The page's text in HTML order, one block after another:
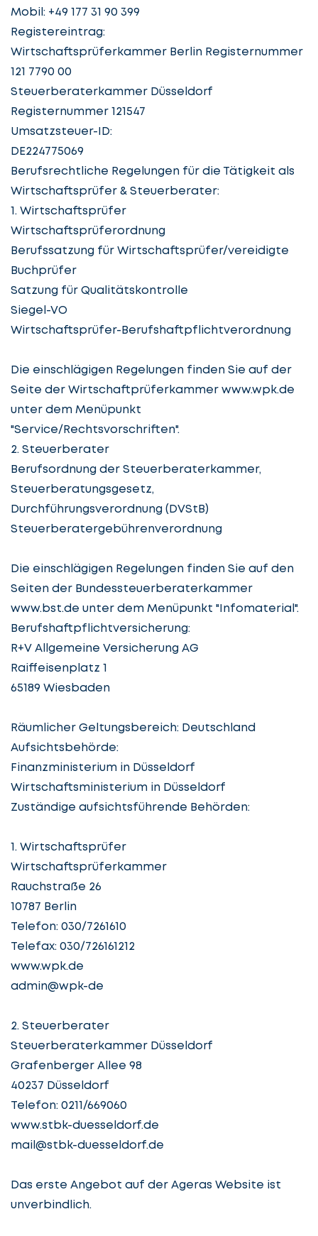
Mobil: +49 177 31 90 399
Registereintrag:
Wirtschaftsprüferkammer Berlin Registernummer
121 7790 00
Steuerberaterkammer Düsseldorf
Registernummer 121547
Umsatzsteuer-ID:
DE224775069
Berufsrechtliche Regelungen für die Tätigkeit als
Wirtschaftsprüfer & Steuerberater:
1. Wirtschaftsprüfer
Wirtschaftsprüferordnung
Berufssatzung für Wirtschaftsprüfer/vereidigte
Buchprüfer
Satzung für Qualitätskontrolle
Siegel-VO
Wirtschaftsprüfer-Berufshaftpflichtverordnung
Die einschlägigen Regelungen finden Sie auf der
Seite der Wirtschaftprüferkammer www.wpk.de
unter dem Menüpunkt
"Service/Rechtsvorschriften".
2. Steuerberater
Berufsordnung der Steuerberaterkammer,
Steuerberatungsgesetz,
Durchführungsverordnung (DVStB)
Steuerberatergebührenverordnung
Die einschlägigen Regelungen finden Sie auf den
Seiten der Bundessteuerberaterkammer
www.bst.de unter dem Menüpunkt "Infomaterial".
Berufshaftpflichtversicherung:
R+V Allgemeine Versicherung AG
Raiffeisenplatz 1
65189 Wiesbaden
Räumlicher Geltungsbereich: Deutschland
Aufsichtsbehörde:
Finanzministerium in Düsseldorf
Wirtschaftsministerium in Düsseldorf
Zuständige aufsichtsführende Behörden:
1. Wirtschaftsprüfer
Wirtschaftsprüferkammer
Rauchstraße 26
10787 Berlin
Telefon: 030/7261610
Telefax: 030/726161212
www.wpk.de
admin@wpk-de
2. Steuerberater
Steuerberaterkammer Düsseldorf
Grafenberger Allee 98
40237 Düsseldorf
Telefon: 0211/669060
www.stbk-duesseldorf.de
mail@stbk-duesseldorf.de
Das erste Angebot auf der Ageras Website ist
unverbindlich.
Sie
uns
beginnen
Service
Fall
Details
angeben
Steuerberatung
Sie
uns
beginnen